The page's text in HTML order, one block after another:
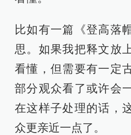
比如有一篇《登高落
思。如果我把释文放
看懂，但需要有一定
部分观众看了或许会
在这样子处理的话，
众更亲近一点了。